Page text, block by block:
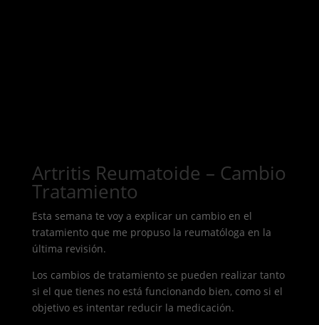
Artritis Reumatoide – Cambio
Tratamiento
Esta semana te voy a explicar un cambio en el
tratamiento que me propuso la reumatóloga en la
última revisión.
Los cambios de tratamiento se pueden realizar tanto
si el que tienes no está funcionando bien, como si el
objetivo es intentar reducir la medicación.